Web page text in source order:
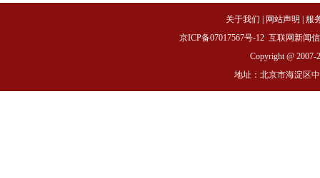
关于我们 网站声明
服
京ICP备07017567号-12 互联网新闻
Copyright @ 2007-
地址：北京市海淀区